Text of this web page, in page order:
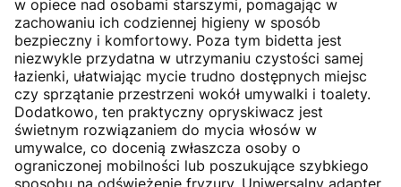
w opiece nad osobami starszymi, pomagając w
zachowaniu ich codziennej higieny w sposób
bezpieczny i komfortowy. Poza tym bidetta jest
niezwykle przydatna w utrzymaniu czystości samej
łazienki, ułatwiając mycie trudno dostępnych miejsc
czy sprzątanie przestrzeni wokół umywalki i toalety.
Dodatkowo, ten praktyczny opryskiwacz jest
świetnym rozwiązaniem do mycia włosów w
umywalce, co docenią zwłaszcza osoby o
ograniczonej mobilności lub poszukujące szybkiego
sposobu na odświeżenie fryzury. Uniwersalny adapter,